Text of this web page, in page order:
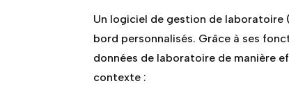
Un logiciel de gestion de laboratoire
bord personnalisés. Grâce à ses
données de laboratoire de manière
contexte :